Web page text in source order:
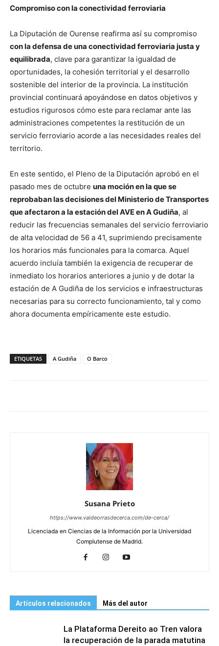
Compromiso con la conectividad ferroviaria
La Diputación de Ourense reafirma así su compromiso
con la defensa de una conectividad ferroviaria justa y
equilibrada, clave para garantizar la igualdad de
oportunidades, la cohesión territorial y el desarrollo
sostenible del interior de la provincia. La institución
provincial continuará apoyándose en datos objetivos y
estudios rigurosos cómo este para reclamar ante las
administraciones competentes la restitución de un
servicio ferroviario acorde a las necesidades reales del
territorio.
En este sentido, el Pleno de la Diputación aprobó en el
pasado mes de octubre una moción en la que se
reprobaban las decisiones del Ministerio de Transportes
que afectaron a la estación del AVE en A Gudiña, al
reducir las frecuencias semanales del servicio ferroviario
de alta velocidad de 56 a 41, suprimiendo precisamente
los horarios más funcionales para la comarca. Aquel
acuerdo incluía también la exigencia de recuperar de
inmediato los horarios anteriores a junio y de dotar la
estación de A Gudiña de los servicios e infraestructuras
necesarias para su correcto funcionamiento, tal y como
ahora documenta empíricamente este estudio.
ETIQUETAS A Gudiña O Barco
Susana Prieto
https://www.valdeorrasdecerca.com/de-cerca/
Licenciada en Ciencias de la Información por la Universidad
Complutense de Madrid.
Artículos relacionados Más del autor
La Plataforma Dereito ao Tren valora
la recuperación de la parada matutina